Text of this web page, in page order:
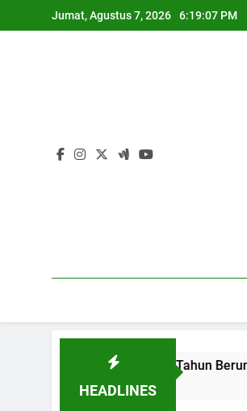
to
Jumat, Agustus 7, 2026 6:19:07 PM
HEADLINES
Championships Tiga Tahun Beruntun